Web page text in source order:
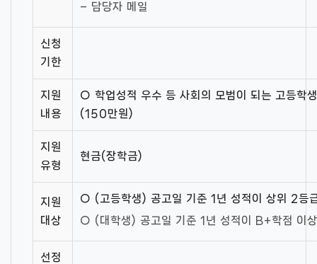
– 담당자 메일
신청
기한
지원
내용
○ 학업성적 우수 등 사회의 모범이 되는 고등학
(150만원)
지원
유형
현금(장학금)
지원
대상
○ (고등학생) 공고일 기준 1년 성적이 상위 2등
○ (대학생) 공고일 기준 1년 성적이 B+학점 이
선정